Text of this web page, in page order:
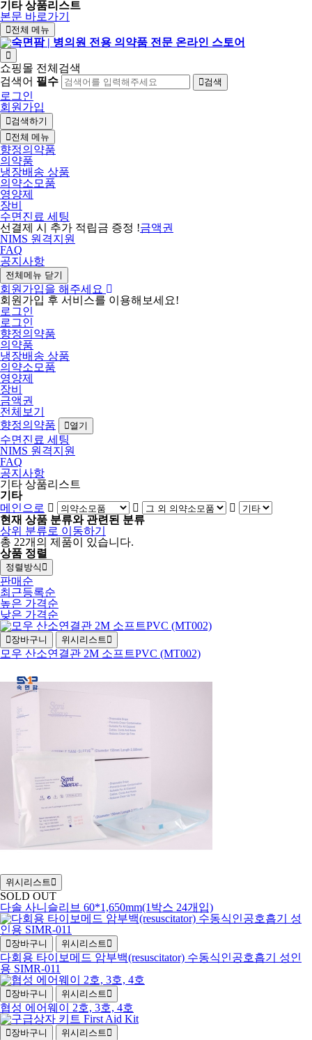
기타 상품리스트
본문 바로가기
전체 메뉴
쇼핑몰 전체검색
검색어 필수 검색
로그인
회원가입
검색하기
전체 메뉴
향정의약품
의약품
냉장배송 상품
의약소모품
영양제
장비
수면진료 세팅
선결제 시 추가 적립금 증정 !금액권
NIMS 원격지원
FAQ
공지사항
전체메뉴 닫기
회원가입을 해주세요
회원가입 후 서비스를 이용해보세요!
로그인
로그인
향정의약품
의약품
냉장배송 상품
의약소모품
영양제
장비
금액권
전체보기
향정의약품
열기
수면진료 세팅
NIMS 원격지원
FAQ
공지사항
기타 상품리스트
기타
메인으로
현재 상품 분류와 관련된 분류
상위 분류로 이동하기
총 22개의 제품이 있습니다.
상품 정렬
정렬방식
판매순
최근등록순
높은 가격순
낮은 가격순
장바구니 위시리스트
모우 산소연결관 2M 소프트PVC (MT002)
위시리스트
SOLD OUT
다솔 사니슬리브 60*1,650mm(1박스 24개입)
장바구니 위시리스트
다회용 타이보메드 암부백(resuscitator) 수동식인공호흡기 성인
용 SIMR-011
장바구니 위시리스트
협성 에어웨이 2호, 3호, 4호
장바구니 위시리스트